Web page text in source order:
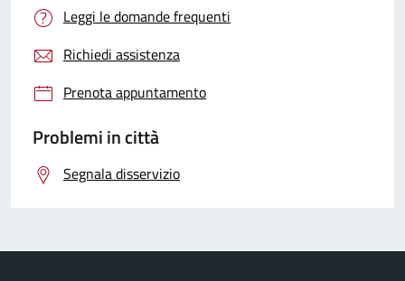
Leggi le domande frequenti
Richiedi assistenza
Prenota appuntamento
Problemi in città
Segnala disservizio